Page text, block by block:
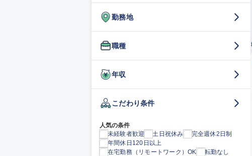
勤務地
職種
年収
こだわり条件
人気の条件
未経験者歓迎
土日祝休み
完全週休2日制
年間休日120日以上
在宅勤務（リモートワーク）OK
転勤なし